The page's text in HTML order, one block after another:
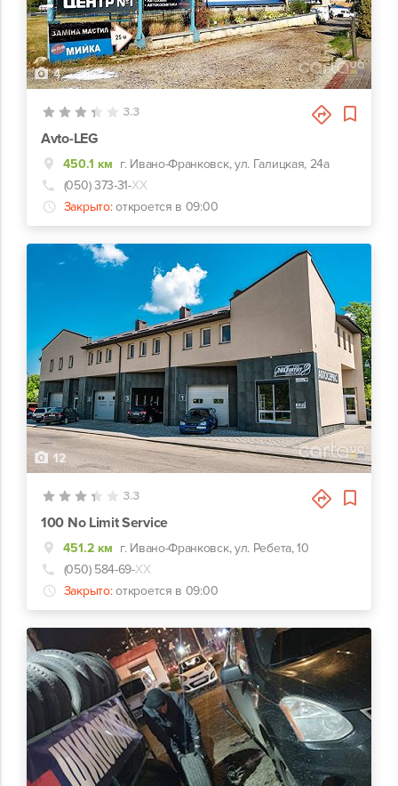
4
3.3
Avto-LEG
450.1 км г. Ивано-Франковск, ул. Галицкая, 24а
(050) 373-31-ХХ
Закрыто: откроется в 09:00
12
3.3
100 No Limit Service
451.2 км г. Ивано-Франковск, ул. Ребета, 10
(050) 584-69-ХХ
Закрыто: откроется в 09:00